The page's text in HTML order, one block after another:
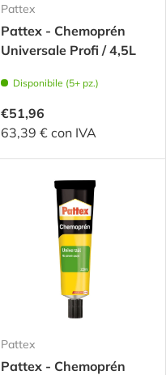
Pattex
Pattex - Chemoprén
Universale Profi / 4,5L
Disponibile (5+ pz.)
€51,96
63,39 € con IVA
Pattex
Pattex - Chemoprén